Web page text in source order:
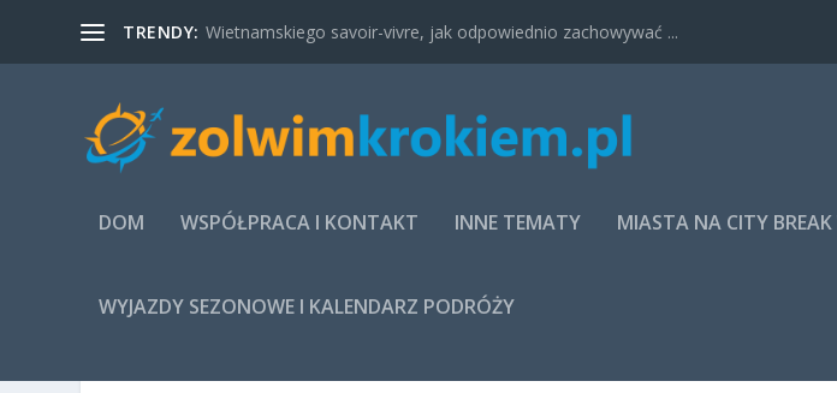
TRENDY: Wietnamskiego savoir-vivre, jak odpowiednio zachowywać ...
DOM WSPÓŁPRACA I KONTAKT INNE TEMATY MIASTA NA CITY BREAK
WYJAZDY SEZONOWE I KALENDARZ PODRÓŻY